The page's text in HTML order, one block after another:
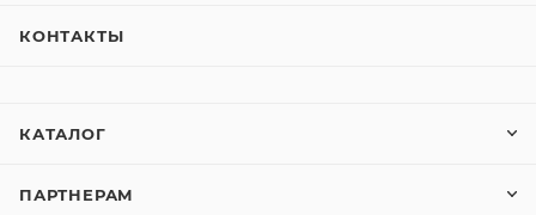
КОНТАКТЫ
КАТАЛОГ
ПАРТНЕРАМ